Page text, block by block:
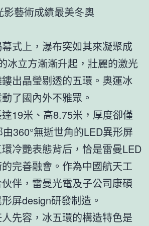
影藝術成績最美冬奧
式上，瀑布突如其來凝聚成
冰立方漸漸升起，壯麗的激光
出晶瑩剔透的五環。奧運冰
了國內外不雅眾。
19米、高8.75米，厚度卻僅
360°無逝世角的LED異形屏
冷艷表態背后，恰是雷曼LED
完善融會。作為中國航天工
伴，雷曼光電及子公司康碩
屏design研發制造。
先容，冰五環的構造特色是